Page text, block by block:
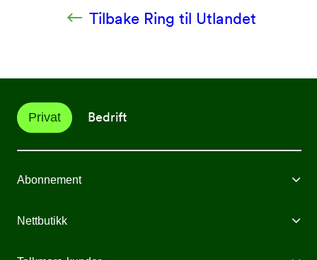
Tilbake Ring til Utlandet
Privat Bedrift
Abonnement
Mobilabonnement
Nettbutikk
Mobiltelefoner